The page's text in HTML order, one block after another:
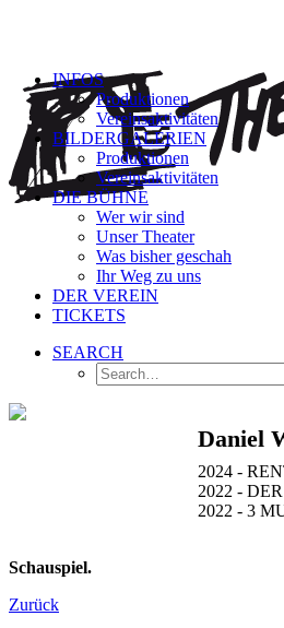
INFOS
Produktionen
Vereinsaktivitäten
BILDERGALERIEN
Produktionen
Vereinsaktivitäten
DIE BÜHNE
Wer wir sind
Unser Theater
Was bisher geschah
Ihr Weg zu uns
DER VEREIN
TICKETS
SEARCH
Daniel
2024 -
2022 -
2022 - 3
Schauspiel.
Zurück